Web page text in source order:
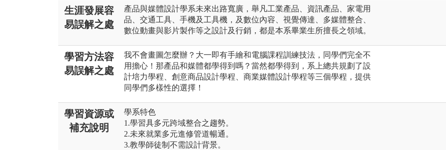
生涯發展容
易誤解之處
產品與媒體設計學系未來出路寬廣，舉凡工業產品、資訊產品、家電用
品、交通工具、手機及工具機，及數位內容、視覺傳達、多媒體整合、
數位動畫與影片製作等之設計及行銷，都是本系畢業生所擅長之領域。
學習方法容
易誤解之處
我不會畫圖怎麼辦？大一即有手繪和電腦課程訓練技法，同學們完全不
用擔心！那產品和媒體都學得到嗎？當然都學得到，系上總共規劃了設
計培力學程、創意商品設計學程、商業媒體設計學程等三個學程，提供
同學們多樣性的選擇！
學習資源或
補充說明
學系特色
1.學習具多元跨域整合之趨勢。
2.未來就業多元進修管道暢通。
3.教學師徒制不需設計背景。